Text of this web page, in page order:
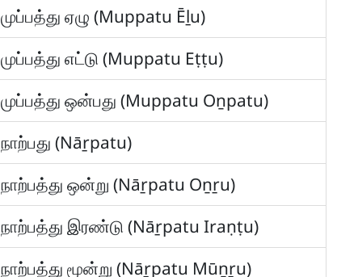
முப்பத்து ஏழு (Muppatu Ēḻu)
முப்பத்து எட்டு (Muppatu Eṭṭu)
முப்பத்து ஒன்பது (Muppatu Oṉpatu)
நாற்பது (Nāṟpatu)
நாற்பத்து ஒன்று (Nāṟpatu Oṉṟu)
நாற்பத்து இரண்டு (Nāṟpatu Iraṇṭu)
நாற்பத்து மூன்று (Nāṟpatu Mūṉṟu)